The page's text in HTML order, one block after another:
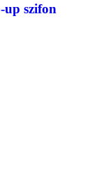
up szifon